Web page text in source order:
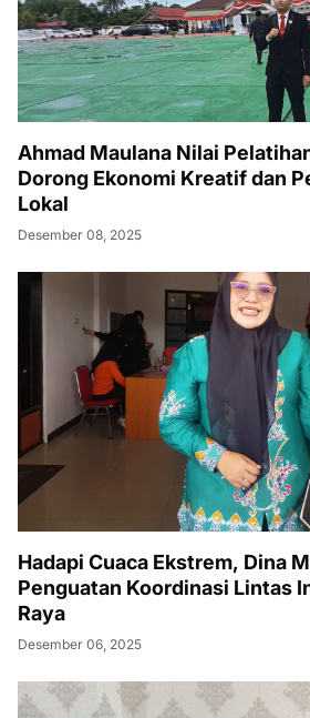
Ahmad Maulana Nilai
Dorong Ekonomi Kreatif dan
Lokal
Desember 08, 2025
Hadapi Cuaca Ekstrem, Dina
Penguatan Koordinasi Lintas
Raya
Desember 06, 2025